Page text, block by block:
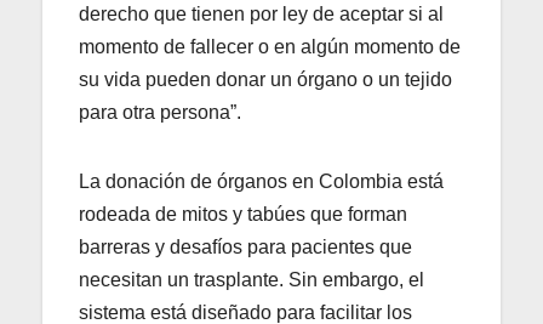
derecho que tienen por ley de aceptar si al
momento de fallecer o en algún momento de
su vida pueden donar un órgano o un tejido
para otra persona”.
La donación de órganos en Colombia está
rodeada de mitos y tabúes que forman
barreras y desafíos para pacientes que
necesitan un trasplante. Sin embargo, el
sistema está diseñado para facilitar los